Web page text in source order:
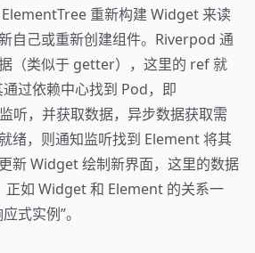
重新构建 Widget 来读
自己或重新创建组件。Riverpod 通
（类似于 getter），这里的 ref 就
过依赖中心找到 Pod，即
听，并获取数据，异步数据获取需
绪，则通知监听找到 Element 将其
新 Widget 绘制新界面，这里的数据
如 Widget 和 Element 的关系一
式实例”。